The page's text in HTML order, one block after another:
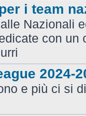
i team
Nazionali
con un
2024-
e più ci si